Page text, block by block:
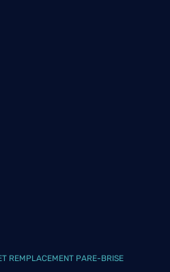
REMPLACEMENT PARE-BRISE